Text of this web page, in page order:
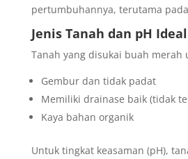
pertumbuhannya, terutama
Jenis Tanah dan pH Ideal
Tanah yang disukai buah merah
Gembur dan tidak padat
Memiliki drainase baik (tidak
Kaya bahan organik
Untuk tingkat keasaman (pH),